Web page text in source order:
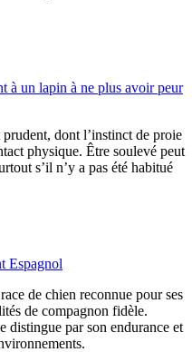
à un lapin à ne plus avoir peur
dont l’instinct de proie
physique. Être soulevé peut
s’il n’y a pas été habitué
Espagnol
de chien reconnue pour ses
de compagnon fidèle.
distingue par son endurance et